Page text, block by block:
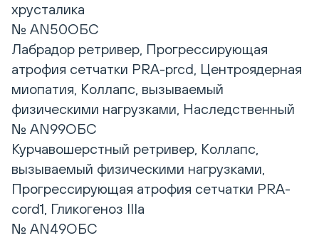
хрусталика
№ AN50ОБС
Лабрадор ретривер, Прогрессирующая
атрофия сетчатки PRA-prcd, Центроядерная
миопатия, Коллапс, вызываемый
физическими нагрузками, Наследственный
№ AN99ОБС
Курчавошерстный ретривер, Коллапс,
вызываемый физическими нагрузками,
Прогрессирующая атрофия сетчатки PRA-
cord1, Гликогеноз IIIa
№ AN49ОБС